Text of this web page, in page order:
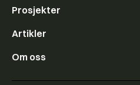
Prosjekter
Artikler
Om oss